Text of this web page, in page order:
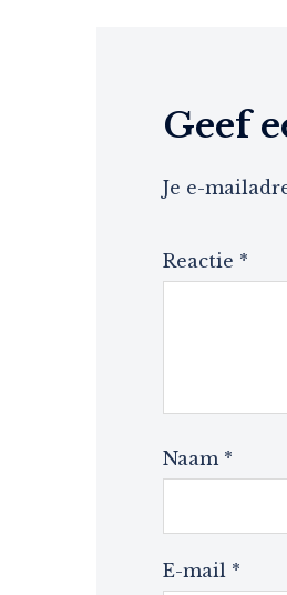
Geef
Je e-
Reactie *
Naam *
E-mail *